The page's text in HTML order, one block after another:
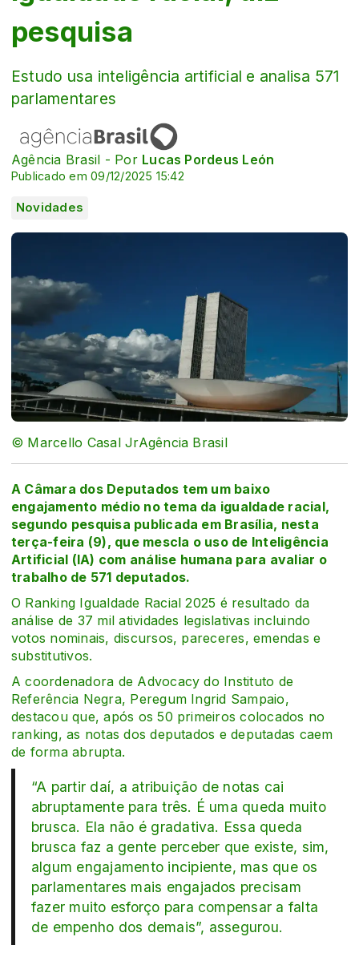
pesquisa
Estudo usa inteligência artificial e analisa 571
parlamentares
Agência Brasil - Por Lucas Pordeus León
Publicado em 09/12/2025 15:42
Novidades
© Marcello Casal JrAgência Brasil
A Câmara dos Deputados tem um baixo
engajamento médio no tema da igualdade racial,
segundo pesquisa publicada em Brasília, nesta
terça-feira (9), que mescla o uso de Inteligência
Artificial (IA) com análise humana para avaliar o
trabalho de 571 deputados.
O Ranking Igualdade Racial 2025 é resultado da
análise de 37 mil atividades legislativas incluindo
votos nominais, discursos, pareceres, emendas e
substitutivos.
A coordenadora de Advocacy do Instituto de
Referência Negra, Peregum Ingrid Sampaio,
destacou que, após os 50 primeiros colocados no
ranking, as notas dos deputados e deputadas caem
de forma abrupta.
“A partir daí, a atribuição de notas cai
abruptamente para três. É uma queda muito
brusca. Ela não é gradativa. Essa queda
brusca faz a gente perceber que existe, sim,
algum engajamento incipiente, mas que os
parlamentares mais engajados precisam
fazer muito esforço para compensar a falta
de empenho dos demais”, assegurou.